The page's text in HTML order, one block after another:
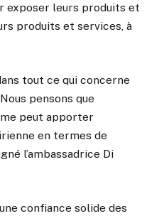
exposer leurs produits et
produits et services, à
tout ce qui concerne
pensons que
peut apporter
en termes de
l’ambassadrice Di
confiance solide des